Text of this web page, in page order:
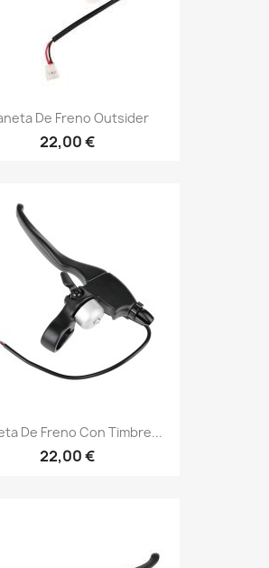
De Freno Outsider
22,00 €
De Freno Con Timbre...
22,00 €